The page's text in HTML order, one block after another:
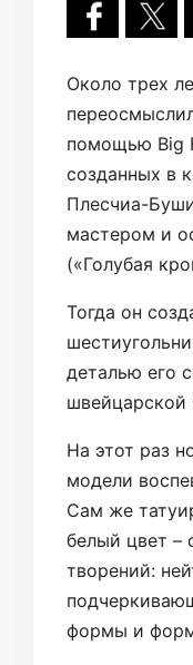
Около трех
помощью Big
созданных в
Плесчиа-
мастером и
(«Голубая
Тогда он
деталью его
швейцарской
На этот раз
модели
Сам же
белый цвет –
творений:
формы и